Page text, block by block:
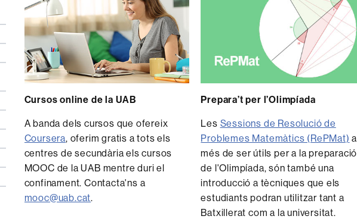
Cursos online de la UAB
A banda dels cursos que ofereix
Coursera, oferim gratis a tots els
centres de secundària els cursos
MOOC de la UAB mentre duri el
confinament. Contacta'ns a
mooc@uab.cat.
Prepara’t per l’Olimpíada
Les Sessions de Resolució de
Problemes Matemàtics (RePMat) a
més de ser útils per a la preparació
de l'Olimpíada, són també una
introducció a tècniques que els
estudiants podran utilitzar tant a
Batxillerat com a la universitat.